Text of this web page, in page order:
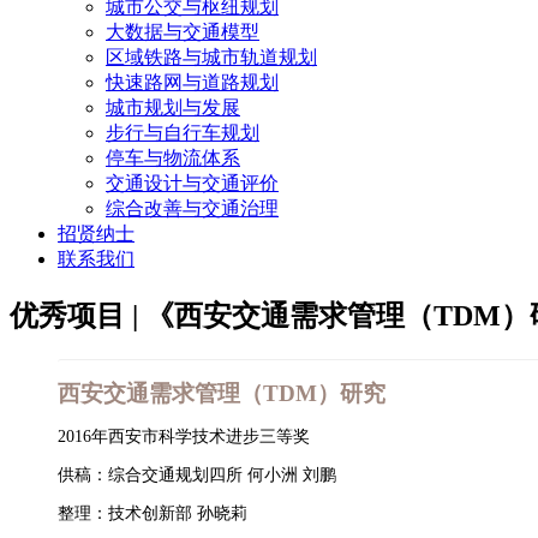
城市公交与枢纽规划
大数据与交通模型
区域铁路与城市轨道规划
快速路网与道路规划
城市规划与发展
步行与自行车规划
停车与物流体系
交通设计与交通评价
综合改善与交通治理
招贤纳士
联系我们
优秀项目 | 《西安交通需求管理（TDM）
西安交通需求管理（TDM）研究
2016年西安市科学技术进步三等奖
供稿：综合交通规划四所 何小洲 刘鹏
整理：技术创新部 孙晓莉